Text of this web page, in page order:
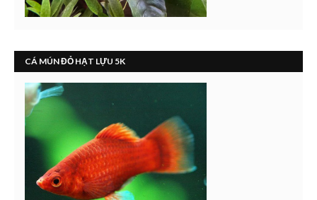
CÁ MÚN ĐỎ HẠT LỰU 5K